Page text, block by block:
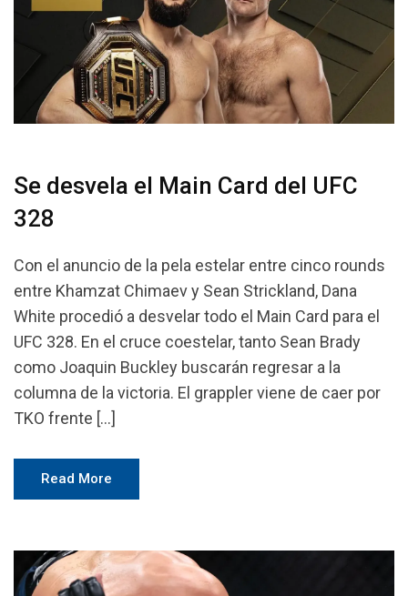
Se desvela el Main Card del UFC
328
Con el anuncio de la pela estelar entre cinco rounds
entre Khamzat Chimaev y Sean Strickland, Dana
White procedió a desvelar todo el Main Card para el
UFC 328. En el cruce coestelar, tanto Sean Brady
como Joaquin Buckley buscarán regresar a la
columna de la victoria. El grappler viene de caer por
TKO frente […]
Read More